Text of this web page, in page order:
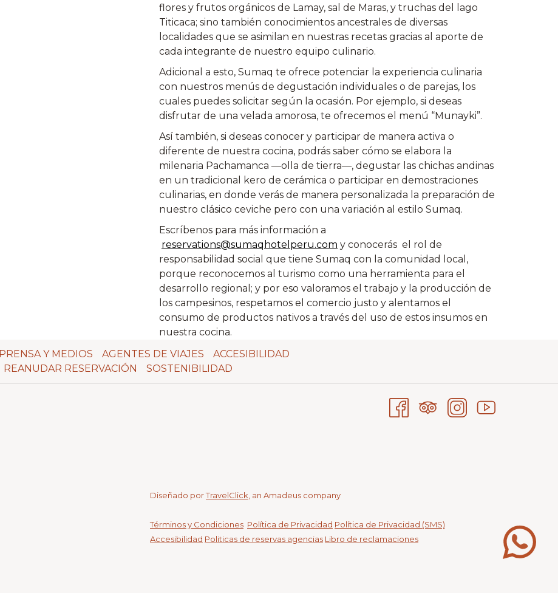
flores y frutos orgánicos de Lamay, sal de Maras, y truchas del lago
Titicaca; sino también conocimientos ancestrales de diversas
localidades que se asimilan en nuestras recetas gracias al aporte de
cada integrante de nuestro equipo culinario.
Adicional a esto, Sumaq te ofrece potenciar la experiencia culinaria
con nuestros menús de degustación individuales o de parejas, los
cuales puedes solicitar según la ocasión. Por ejemplo, si deseas
disfrutar de una velada amorosa, te ofrecemos el menú “Munayki”.
Así también, si deseas conocer y participar de manera activa o
diferente de nuestra cocina, podrás saber cómo se elabora la
milenaria Pachamanca ―olla de tierra―, degustar las chichas andinas
en un tradicional kero de cerámica o participar en demostraciones
culinarias, en donde verás de manera personalizada la preparación de
nuestro clásico ceviche pero con una variación al estilo Sumaq.
Escríbenos para más información a
reservations@sumaqhotelperu.com y conocerás el rol de
responsabilidad social que tiene Sumaq con la comunidad local,
porque reconocemos al turismo como una herramienta para el
desarrollo regional; y por eso valoramos el trabajo y la producción de
los campesinos, respetamos el comercio justo y alentamos el
consumo de productos nativos a través del uso de estos insumos en
nuestra cocina.
PRENSA Y MEDIOS AGENTES DE VIAJES
ACCESIBILIDAD
REANUDAR RESERVACIÓN SOSTENIBILIDAD
Diseñado porTravelClick , an Amadeus company
Términos y Condiciones Política de Privacidad Política de Privacidad (SMS)
Accesibilidad Politicas de reservas agencias Libro de reclamaciones